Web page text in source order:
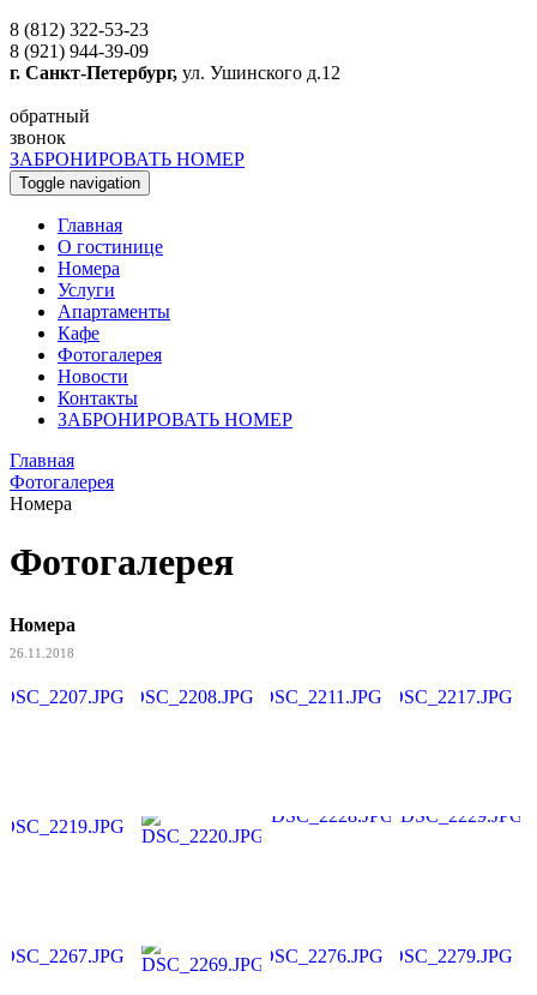
8 (812) 322-53-23
8 (921) 944-39-09
г. Санкт-Петербург, ул. Ушинского д.12
обратный
звонок
ЗАБРОНИРОВАТЬ НОМЕР
Toggle navigation
Главная
O гостинице
Номера
Услуги
Апартаменты
Кафе
Фотогалерея
Новости
Контакты
ЗАБРОНИРОВАТЬ НОМЕР
Главная
Фотогалерея
Номера
Фотогалерея
Номера
26.11.2018